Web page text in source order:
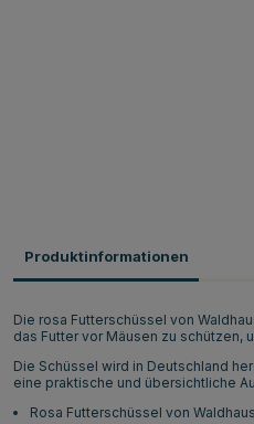
Produktinformationen
Die rosa Futterschüssel von
das Futter vor Mäusen zu schützen,
Die Schüssel wird in Deutschland
eine praktische und übersichtliche
Rosa Futterschüssel von